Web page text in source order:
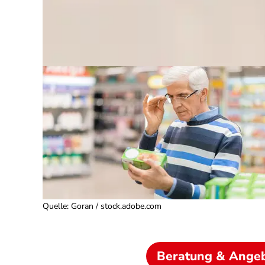
Quelle: Goran / stock.adobe.com
Beratung &